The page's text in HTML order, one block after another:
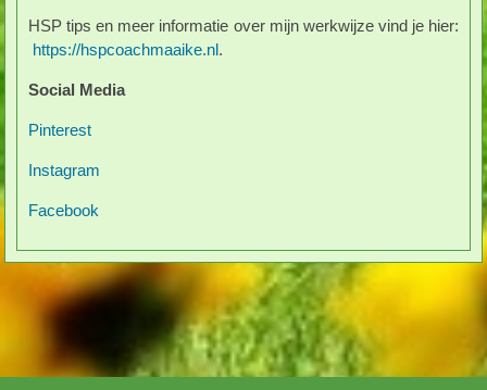
HSP tips en meer informatie over mijn werkwijze vind je hier:
https://hspcoachmaaike.nl.
Social Media
Pinterest
Instagram
Facebook